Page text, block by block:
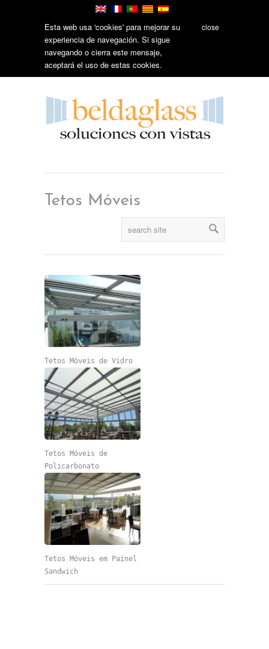
Esta web usa 'cookies' para mejorar su
experiencia de navegación. Si sigue
navegando o cierra este mensaje,
aceptará el uso de estas cookies.
close
Tetos Móveis
Tetos Móveis de Vidro
Tetos Móveis de
Policarbonato
Tetos Móveis em Painel
Sandwich